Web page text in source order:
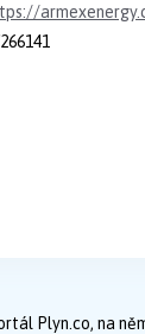
Plyn.co, na